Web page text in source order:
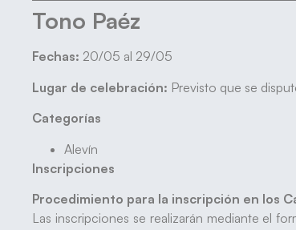
Tono Paéz
Fechas: 20/05 al 29/05
Lugar de celebración: Previsto que se
Categorías
Alevín
Inscripciones
Procedimiento para la inscripción en los
Las inscripciones se realizarán mediante el